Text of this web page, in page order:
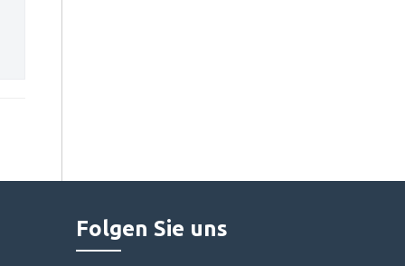
Folgen Sie uns